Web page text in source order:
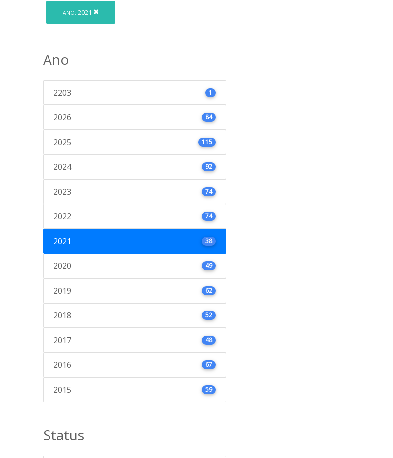
ANO: 2021
Ano
2203 1
2026 84
2025 115
2024 92
2023 74
2022 74
2021 38
2020 49
2019 62
2018 52
2017 48
2016 67
2015 59
Status